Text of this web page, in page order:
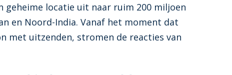
geheime locatie uit naar ruim 200 miljoen
en Noord-India. Vanaf het moment dat
met uitzenden, stromen de reacties van